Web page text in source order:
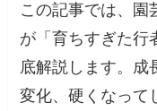
この記事では、園
が「育ちすぎた行
底解説します。成
変化、硬くなって